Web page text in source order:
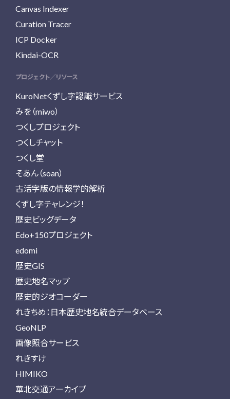
Canvas Indexer
Curation Tracer
ICP Docker
Kindai-OCR
プロジェクト／リソース
KuroNetくずし字認識サービス
みを（miwo）
つくしプロジェクト
つくしチャット
つくし堂
そあん（soan）
古活字版の情報学的解析
くずし字チャレンジ！
歴史ビッグデータ
Edo+150プロジェクト
edomi
歴史GIS
歴史地名マップ
歴史的ジオコーダー
れきちめ：日本歴史地名統合データベース
GeoNLP
画像照合サービス
れきすけ
HIMIKO
華北交通アーカイブ